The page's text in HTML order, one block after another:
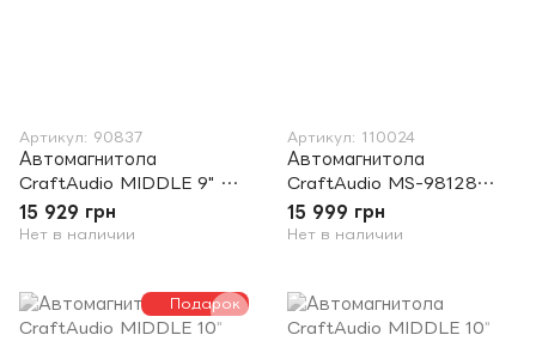
Артикул: 90837
Автомагнитола
CraftAudio MIDDLE 9" 2K
6/128 Android 13 К360 (с
круговым обзором)
15 929 грн
Нет в наличии
Артикул: 110024
Автомагнитола
CraftAudio MS-98128
Android13 QLED 8+128Gb
9"
15 999 грн
Нет в наличии
Подарок